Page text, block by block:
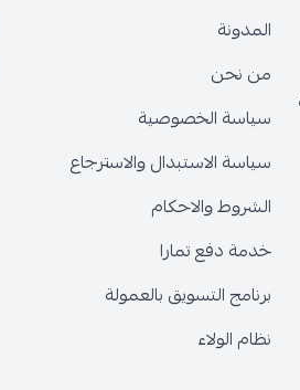
المدونة
من نحن
سياسة الخصوصية
سياسة الاستبدال والاسترجاع
الشروط والاحكام
خدمة دفع تمارا
برنامج التسويق بالعمولة
نظام الولاء